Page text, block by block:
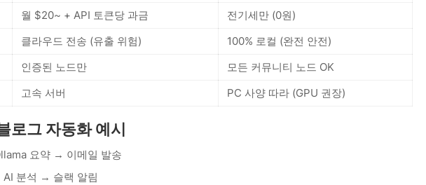
월 $20~ + API 토큰당 과금
전기세만 (0원)
클라우드 전송 (유출 위험)
100% 로컬 (완전 안전)
인증된 노드만
모든 커뮤니티 노드 OK
고속 서버 PC 사양 따라 (GPU 권장)
로그 자동화 예시
요약 → 이메일 발송
분석 → 슬랙 알림